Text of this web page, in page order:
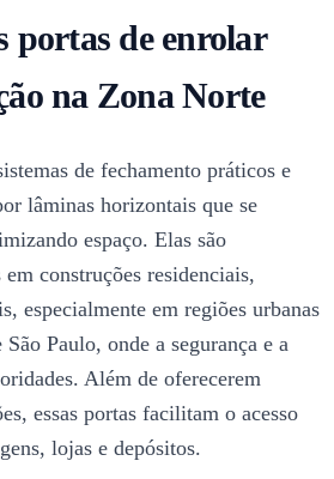
portas de enrolar
na Zona Norte
de fechamento práticos e
lâminas horizontais que se
espaço. Elas são
construções residenciais,
especialmente em regiões urbanas
Paulo, onde a segurança e a
Além de oferecerem
essas portas facilitam o acesso
lojas e depósitos.